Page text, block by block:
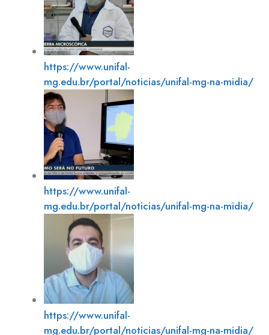
https://www.unifal-
mg.edu.br/portal/noticias/unifal-mg-na-midia/
https://www.unifal-
mg.edu.br/portal/noticias/unifal-mg-na-midia/
https://www.unifal-
mg.edu.br/portal/noticias/unifal-mg-na-midia/